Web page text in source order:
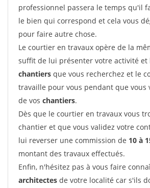
professionnel passera le temps qu'il
le bien qui correspond et cela vous
pour faire autre chose.
Le courtier en travaux opère de la
suffit de lui présenter votre activité et
chantiers que vous recherchez et le
travaille pour vous pendant que vous
de vos chantiers.
Dès que le courtier en travaux vous
chantier et que vous validez votre
lui reverser une commission de 10 à
montant des travaux effectués.
Enfin, n'hésitez pas à vous faire
architectes de votre localité car s'ils